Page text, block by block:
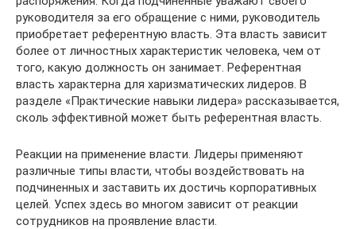
руководителя за его обращение с ними, руководитель
приобретает референтную власть. Эта власть зависит
более от личностных характеристик человека, чем от
того, какую должность он занимает. Референтная
власть характерна для харизматических лидеров. В
разделе «Практические навыки лидера» рассказывается,
сколь эффективной может быть референтная власть.
Реакции на применение власти. Лидеры применяют
различные типы власти, чтобы воздействовать на
подчиненных и заставить их достичь корпоративных
целей. Успех здесь во многом зависит от реакции
сотрудников на проявление власти.